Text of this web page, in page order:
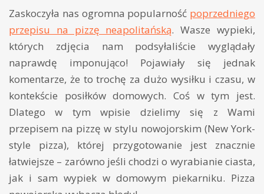
Zaskoczyła nas ogromna popularność poprzedniego
przepisu na pizzę neapolitańską. Wasze wypieki,
których zdjęcia nam podsyłaliście wyglądały
naprawdę imponująco! Pojawiały się jednak
komentarze, że to trochę za dużo wysiłku i czasu, w
kontekście posiłków domowych. Coś w tym jest.
Dlatego w tym wpisie dzielimy się z Wami
przepisem na pizzę w stylu nowojorskim (New York-
style pizza), której przygotowanie jest znacznie
łatwiejsze – zarówno jeśli chodzi o wyrabianie ciasta,
jak i sam wypiek w domowym piekarniku. Pizza